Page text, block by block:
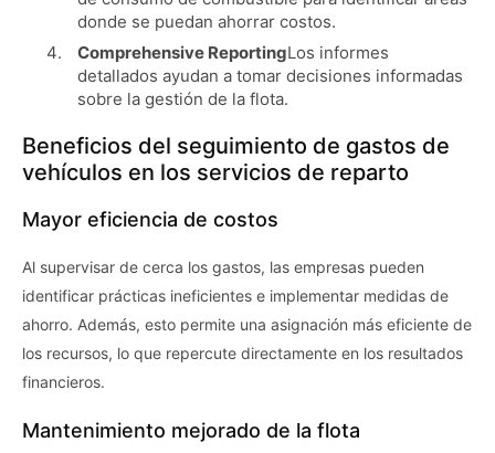
donde se puedan ahorrar costos.
Comprehensive ReportingLos informes
detallados ayudan a tomar decisiones informadas
sobre la gestión de la flota.
Beneficios del seguimiento de gastos de
vehículos en los servicios de reparto
Mayor eficiencia de costos
Al supervisar de cerca los gastos, las empresas pueden
identificar prácticas ineficientes e implementar medidas de
ahorro. Además, esto permite una asignación más eficiente de
los recursos, lo que repercute directamente en los resultados
financieros.
Mantenimiento mejorado de la flota